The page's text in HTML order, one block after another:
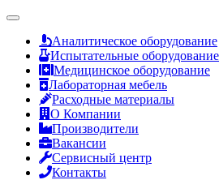
Аналитическое оборудование
Испытательные оборудование
Медицинское оборудование
Лабораторная мебель
Расходные материалы
О Компании
Производители
Вакансии
Сервисный центр
Контакты